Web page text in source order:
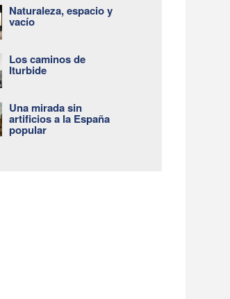
Naturaleza, espacio y
vacío
Los caminos de
Iturbide
Una mirada sin
artificios a la España
popular